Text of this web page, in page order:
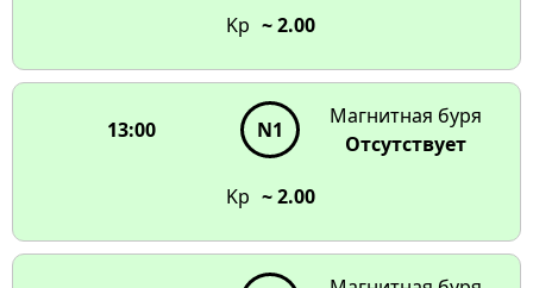
Kp ~ 2.00
13:00 N1
Магнитная буря
Отсутствует
Kp ~ 2.00